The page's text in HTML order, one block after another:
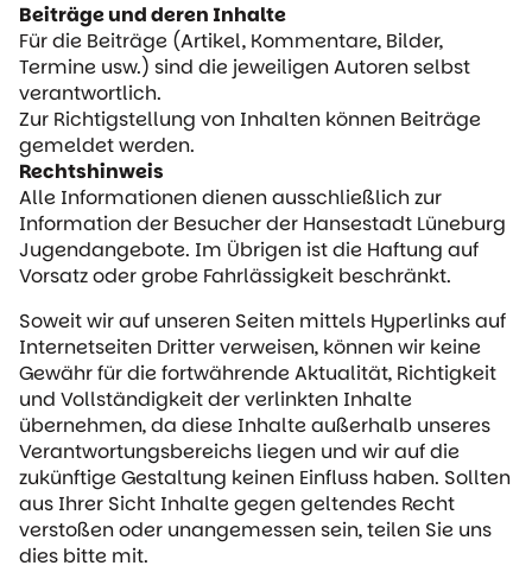
Beiträge und deren Inhalte
Für die Beiträge (Artikel, Kommentare, Bilder,
Termine usw.) sind die jeweiligen Autoren selbst
verantwortlich.
Zur Richtigstellung von Inhalten können Beiträge
gemeldet werden.
Rechtshinweis
Alle Informationen dienen ausschließlich zur
Information der Besucher der Hansestadt Lüneburg
Jugendangebote. Im Übrigen ist die Haftung auf
Vorsatz oder grobe Fahrlässigkeit beschränkt.
Soweit wir auf unseren Seiten mittels Hyperlinks auf
Internetseiten Dritter verweisen, können wir keine
Gewähr für die fortwährende Aktualität, Richtigkeit
und Vollständigkeit der verlinkten Inhalte
übernehmen, da diese Inhalte außerhalb unseres
Verantwortungsbereichs liegen und wir auf die
zukünftige Gestaltung keinen Einfluss haben. Sollten
aus Ihrer Sicht Inhalte gegen geltendes Recht
verstoßen oder unangemessen sein, teilen Sie uns
dies bitte mit.